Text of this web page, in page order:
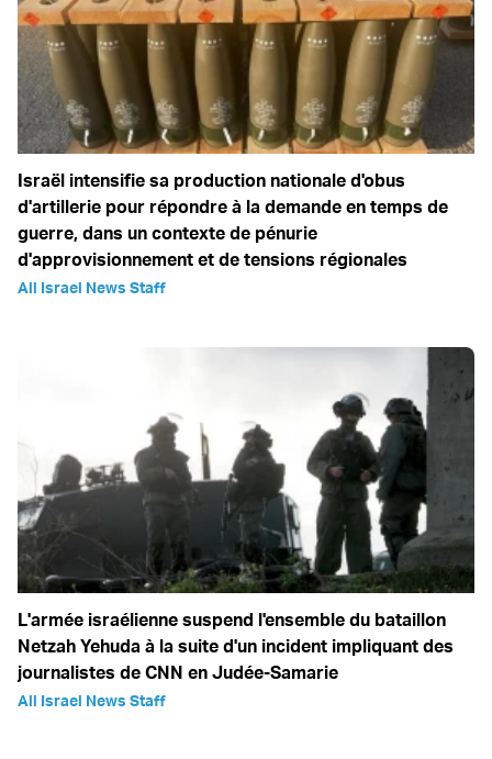
Israël intensifie sa production nationale d'obus
d'artillerie pour répondre à la demande en temps de
guerre, dans un contexte de pénurie
d'approvisionnement et de tensions régionales
All Israel News Staff
L'armée israélienne suspend l'ensemble du bataillon
Netzah Yehuda à la suite d'un incident impliquant des
journalistes de CNN en Judée-Samarie
All Israel News Staff